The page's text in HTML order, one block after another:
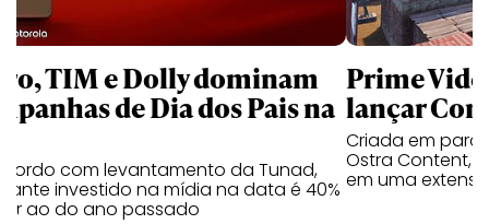
TIM e Dolly dominam
de Dia dos Pais na
com levantamento da Tunad,
investido na mídia na data é 40%
ao do ano passado
Prime
lançar
Criada em
Ostra Content,
em uma